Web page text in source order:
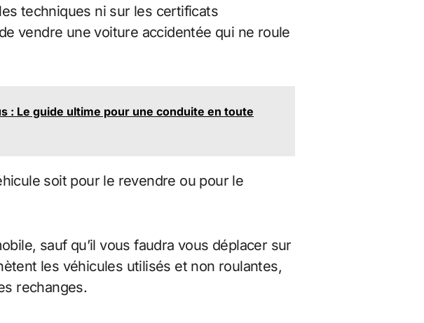
techniques ni sur les certificats
vendre une voiture accidentée qui ne roule
: Le guide ultime pour une conduite en toute
soit pour le revendre ou pour le
sauf qu’il vous faudra vous déplacer sur
les véhicules utilisés et non roulantes,
rechanges.